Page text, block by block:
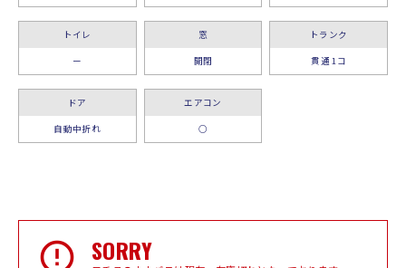
トイレ
ー
窓
開閉
トランク
貫通 1コ
ドア
自動中折れ
エアコン
○
SORRY